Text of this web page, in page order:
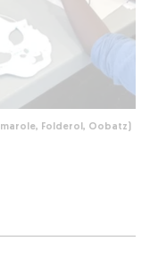
Folderol, Oobatz)